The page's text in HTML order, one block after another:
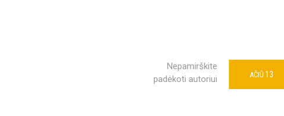
Nepamirškite
padėkoti autoriui
AČIŪ 13